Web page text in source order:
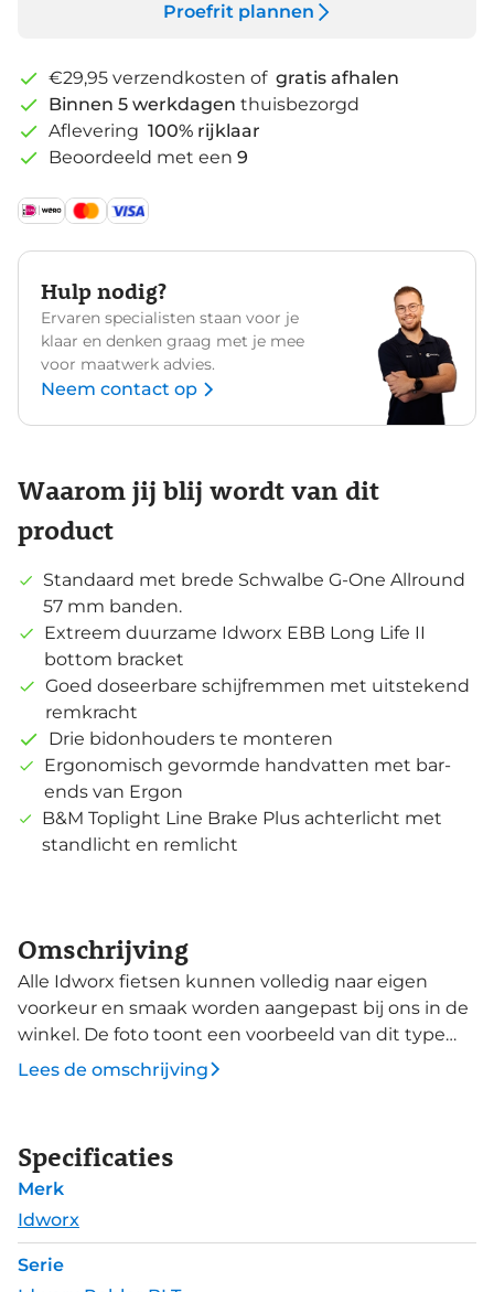
Proefrit plannen
€29,95 verzendkosten of gratis afhalen
Binnen 5 werkdagen thuisbezorgd
Aflevering 100% rijklaar
Beoordeeld met een 9
Hulp nodig?
Ervaren specialisten staan voor je
klaar en denken graag met je mee
voor maatwerk advies.
Neem contact op
Waarom jij blij wordt van dit
product
Standaard met brede Schwalbe G-One Allround
57 mm banden.
Extreem duurzame Idworx EBB Long Life II
bottom bracket
Goed doseerbare schijfremmen met uitstekend
remkracht
Drie bidonhouders te monteren
Ergonomisch gevormde handvatten met bar-
ends van Ergon
B&M Toplight Line Brake Plus achterlicht met
standlicht en remlicht
Omschrijving
Alle Idworx fietsen kunnen volledig naar eigen
voorkeur en smaak worden aangepast bij ons in de
winkel. De foto toont een voorbeeld van dit type
fiets. De kleur en bepaalde onderdelen en
accessoires zijn te customizen. Neem contact op
is dit de fiets voor jou? Jij fietst graag lang en
sportief en bent niet bang de gebaande paden te
vermijden. BLT staat voor Boulder, Logs and Trees,
een MTB-trail op Cypress Mountain in het Canadese
West Vancouver. Het triple-butted aluminium
Lees de omschrijving
Specificaties
Merk
Idworx
Serie